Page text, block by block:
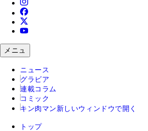
メニュ
ニュース
グラビア
連載コラム
コミック
キン肉マン 新しいウィンドウで開く
トップ